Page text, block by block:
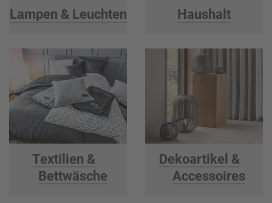
Lampen & Leuchten Haushalt
Textilien &
Bettwäsche
Dekoartikel &
Accessoires